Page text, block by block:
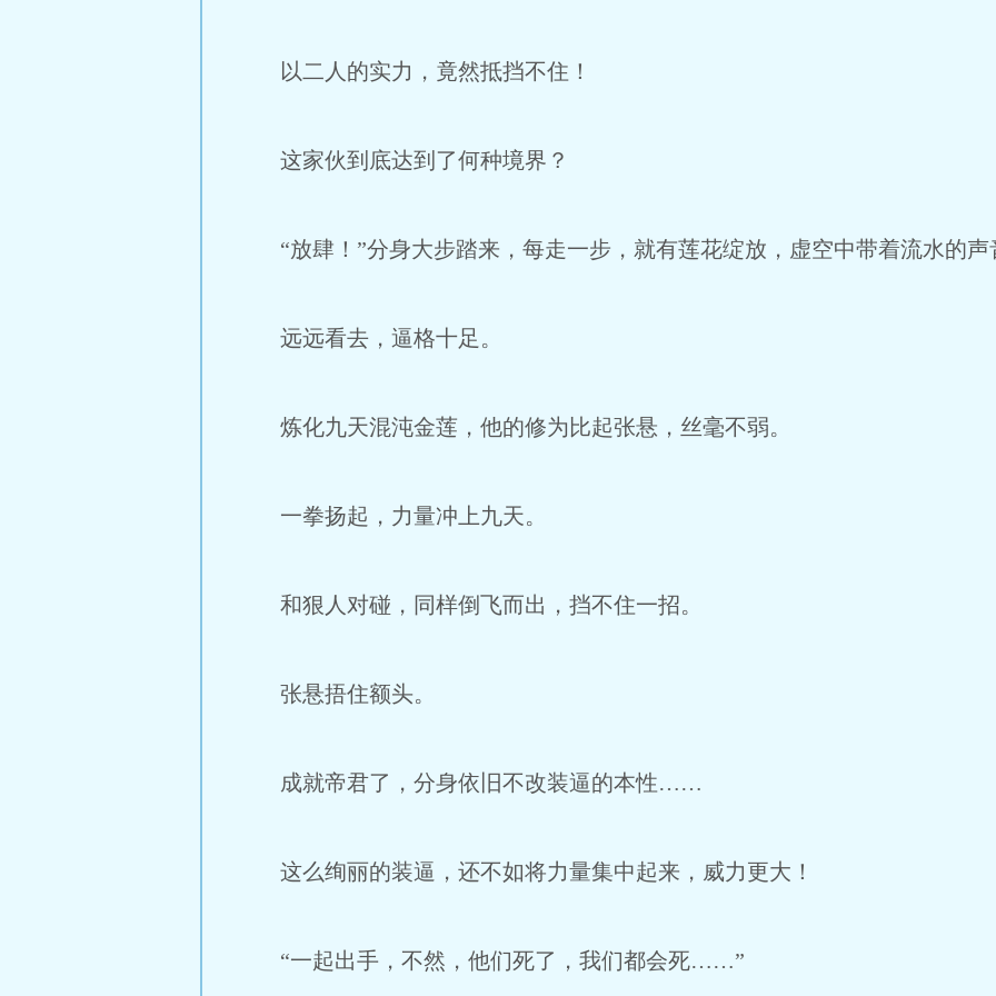
以二人的实力，竟然抵挡不住！
这家伙到底达到了何种境界？
“放肆！”分身大步踏来，每走一步，就有莲花绽放，虚空中带着流水的声
远远看去，逼格十足。
炼化九天混沌金莲，他的修为比起张悬，丝毫不弱。
一拳扬起，力量冲上九天。
和狠人对碰，同样倒飞而出，挡不住一招。
张悬捂住额头。
成就帝君了，分身依旧不改装逼的本性……
这么绚丽的装逼，还不如将力量集中起来，威力更大！
“一起出手，不然，他们死了，我们都会死……”